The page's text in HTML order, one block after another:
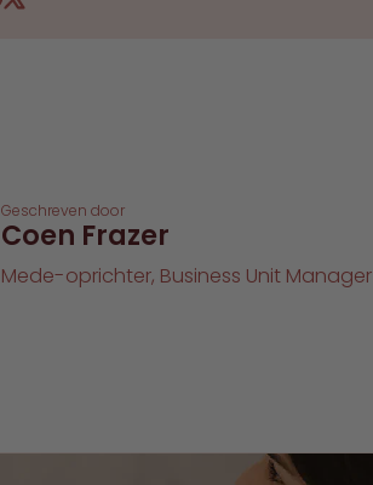
Geschreven door
Coen Frazer
Mede-oprichter, Business Unit Manager